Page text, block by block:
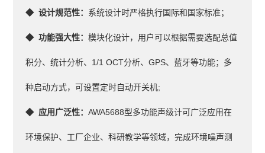
◆  设计规范性： 系统设计时严格执行国际和国家标准；
◆  功能强大性： 模块化设计，用户可以根据需要选配总值
积分、统计分析、1/1 OCT分析、GPS、蓝牙等功能； 多
种启动方式，可设置定时自动开关机;
◆  应用广泛性： AWA5688型多功能声级计可广泛应用在
环境保护、工厂企业、科研教学等领域，完成环境噪声测